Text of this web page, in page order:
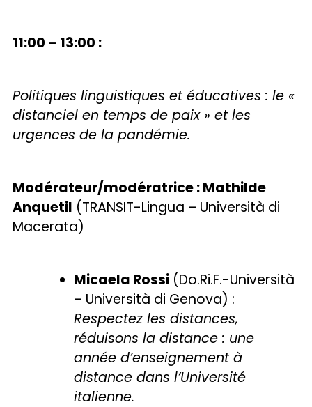
11:00 – 13:00 :
Politiques linguistiques et éducatives : le «
distanciel en temps de paix » et les
urgences de la pandémie.
Modérateur/modératrice : Mathilde
Anquetil (TRANSIT-Lingua – Università di
Macerata)
Micaela Rossi (Do.Ri.F.-Università
– Università di Genova) :
Respectez les distances,
réduisons la distance : une
année d’enseignement à
distance dans l’Université
italienne.